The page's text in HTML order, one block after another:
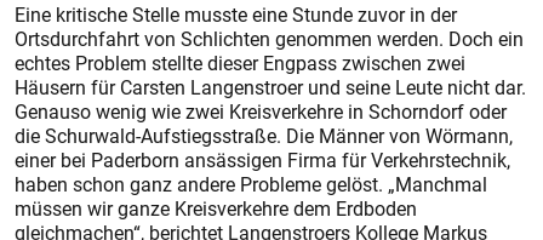
Eine kritische Stelle musste eine Stunde zuvor in der
Ortsdurchfahrt von Schlichten genommen werden. Doch ein
echtes Problem stellte dieser Engpass zwischen zwei
Häusern für Carsten Langenstroer und seine Leute nicht dar.
Genauso wenig wie zwei Kreisverkehre in Schorndorf oder
die Schurwald-Aufstiegsstraße. Die Männer von Wörmann,
einer bei Paderborn ansässigen Firma für Verkehrstechnik,
haben schon ganz andere Probleme gelöst. „Manchmal
müssen wir ganze Kreisverkehre dem Erdboden
gleichmachen“, berichtet Langenstroers Kollege Markus